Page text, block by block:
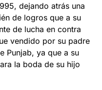
dejando atrás una
de logros que a su
de lucha en contra
vendido por su padre
Punjab, ya que a su
la boda de su hijo